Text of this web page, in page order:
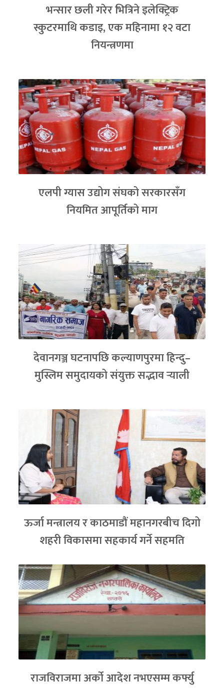
भन्सार छली गरेर भित्रिने इलेक्ट्रिक
स्कुटरमाथि कडाइ, एक महिनामा १२ वटा
नियन्त्रणमा
एलपी ग्यास उद्योग संघको सरकारसँग
नियमित आपूर्तिको माग
देवानगञ्ज घटनापछि कल्याणपुरमा हिन्दु–
मुस्लिम समुदायको संयुक्त सद्भाव र्‍याली
ऊर्जा मन्त्रालय र काठमाडौं महानगरबीच दिगो
शहरी विकासमा सहकार्य गर्ने सहमति
राजविराजमा अर्को आदेश नभएसम्म कर्फ्यु